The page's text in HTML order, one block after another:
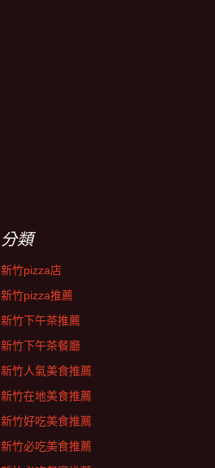
分類
新竹pizza店
新竹pizza推薦
新竹下午茶推薦
新竹下午茶餐廳
新竹人氣美食推薦
新竹在地美食推薦
新竹好吃美食推薦
新竹必吃美食推薦